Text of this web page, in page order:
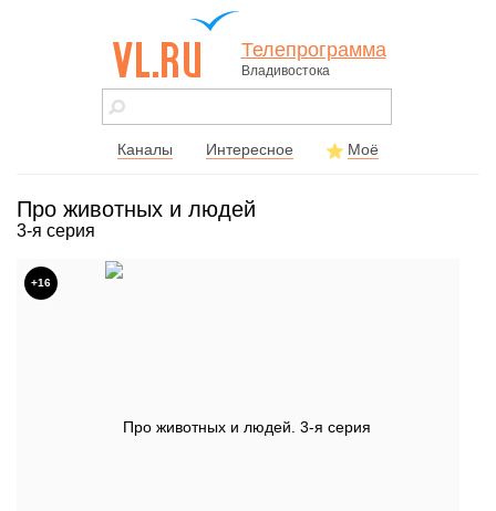
vl.ru - сайт
города
Телепрограмма
Владивостока
Каналы Интересное Моё
Про животных и людей
3-я серия
+16